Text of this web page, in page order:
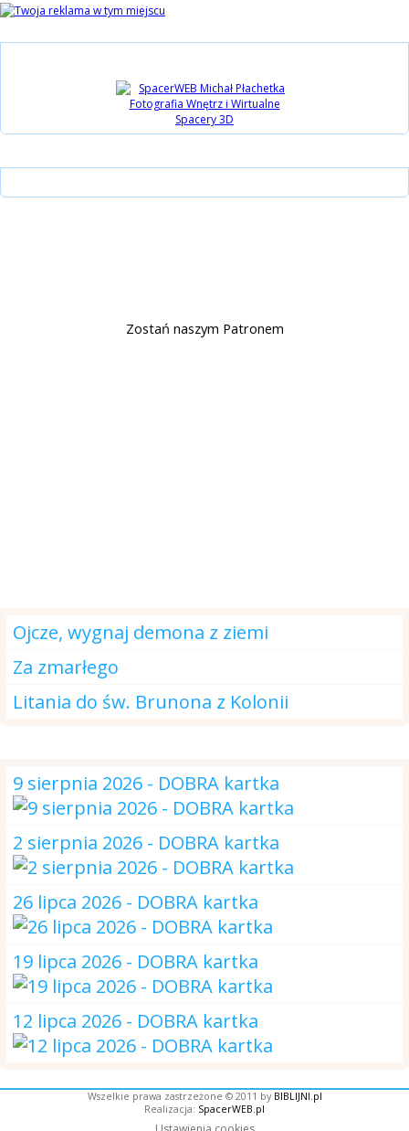
Zostań naszym Patronem
Ojcze, wygnaj demona z ziemi
Za zmarłego
Litania do św. Brunona z Kolonii
9 sierpnia 2026 - DOBRA kartka
2 sierpnia 2026 - DOBRA kartka
26 lipca 2026 - DOBRA kartka
19 lipca 2026 - DOBRA kartka
12 lipca 2026 - DOBRA kartka
Wszelkie prawa zastrzeżone © 2011 by BIBLIJNI.pl
Realizacja: SpacerWEB.pl